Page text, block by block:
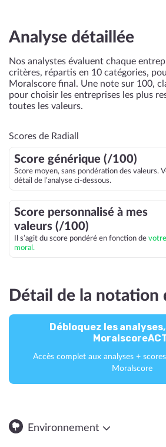
Analyse détaillée
Nos analystes évaluent chaque
critères, répartis en 10 catégories,
Moralscore final. Une note sur 100,
pour choisir les entreprises les plus
toutes les valeurs.
Scores de Radiall
Score générique (/100)
Score moyen, sans pondération des valeurs.
détail de l’analyse ci-dessous.
Score personnalisé à mes
valeurs (/100)
Il s’agit du score pondéré en fonction de
moral.
Détail de la notation
Débloquez les
Accès complet aux analyses +
Moralscore
Environnement